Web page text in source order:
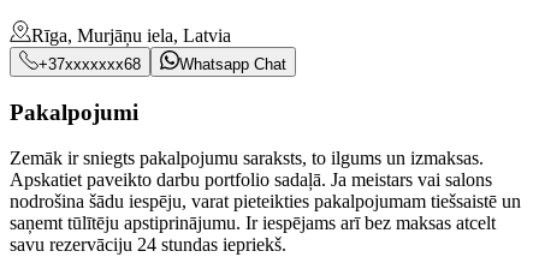
Rīga, Murjāņu iela, Latvia
+37xxxxxxx68 Whatsapp Chat
Pakalpojumi
Zemāk ir sniegts pakalpojumu saraksts, to ilgums un izmaksas.
Apskatiet paveikto darbu portfolio sadaļā. Ja meistars vai salons
nodrošina šādu iespēju, varat pieteikties pakalpojumam tiešsaistē un
saņemt tūlītēju apstiprinājumu. Ir iespējams arī bez maksas atcelt
savu rezervāciju 24 stundas iepriekš.